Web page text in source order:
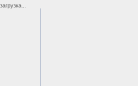
загрузка...